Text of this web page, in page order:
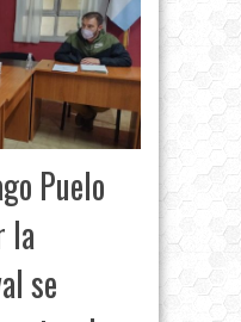
Puelo
la
se